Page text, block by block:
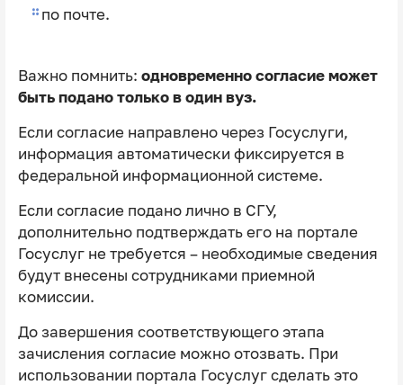
по почте.
Важно помнить: одновременно согласие может
быть подано только в один вуз.
Если согласие направлено через Госуслуги,
информация автоматически фиксируется в
федеральной информационной системе.
Если согласие подано лично в СГУ,
дополнительно подтверждать его на портале
Госуслуг не требуется – необходимые сведения
будут внесены сотрудниками приемной
комиссии.
До завершения соответствующего этапа
зачисления согласие можно отозвать. При
использовании портала Госуслуг сделать это